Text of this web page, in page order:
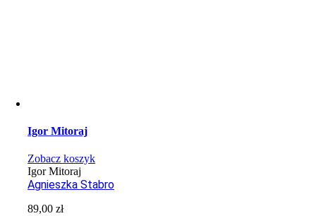
Igor Mitoraj
Zobacz koszyk
Igor Mitoraj
Agnieszka Stabro
89,00zł